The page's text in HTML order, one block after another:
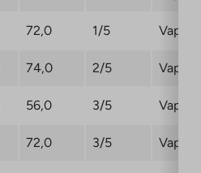
72,0 1/5 Vapaa
74,0 2/5 Vapaa
56,0 3/5 Vapaa
72,0 3/5 Vapaa